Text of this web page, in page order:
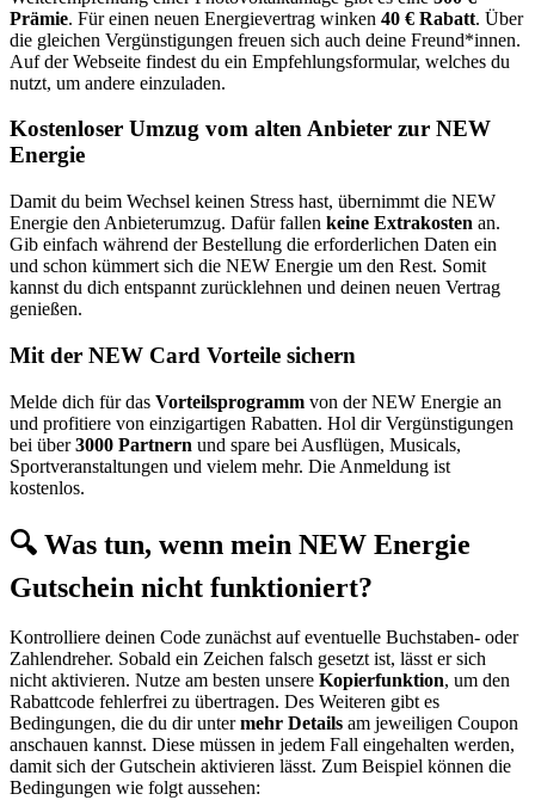
Prämie. Für einen neuen Energievertrag winken 40 € Rabatt. Über
die gleichen Vergünstigungen freuen sich auch deine Freund*innen.
Auf der Webseite findest du ein Empfehlungsformular, welches du
nutzt, um andere einzuladen.
Kostenloser Umzug vom alten Anbieter zur NEW
Energie
Damit du beim Wechsel keinen Stress hast, übernimmt die NEW
Energie den Anbieterumzug. Dafür fallen keine Extrakosten an.
Gib einfach während der Bestellung die erforderlichen Daten ein
und schon kümmert sich die NEW Energie um den Rest. Somit
kannst du dich entspannt zurücklehnen und deinen neuen Vertrag
genießen.
Mit der NEW Card Vorteile sichern
Melde dich für das Vorteilsprogramm von der NEW Energie an
und profitiere von einzigartigen Rabatten. Hol dir Vergünstigungen
bei über3000 Partnern und spare bei Ausflügen, Musicals,
Sportveranstaltungen und vielem mehr. Die Anmeldung ist
kostenlos.
🔍 Was tun, wenn mein NEW Energie
Gutschein nicht funktioniert?
Kontrolliere deinen Code zunächst auf eventuelle Buchstaben- oder
Zahlendreher. Sobald ein Zeichen falsch gesetzt ist, lässt er sich
nicht aktivieren. Nutze am besten unsere Kopierfunktion, um den
Rabattcode fehlerfrei zu übertragen. Des Weiteren gibt es
Bedingungen, die du dir untermehr Details am jeweiligen Coupon
anschauen kannst. Diese müssen in jedem Fall eingehalten werden,
damit sich der Gutschein aktivieren lässt. Zum Beispiel können die
Bedingungen wie folgt aussehen: